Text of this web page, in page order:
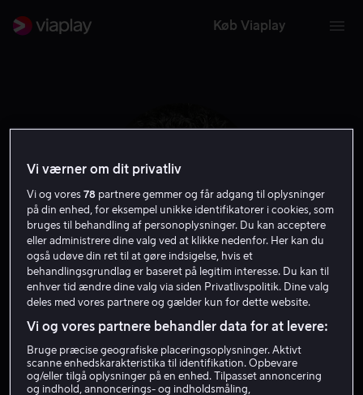
Køb Viaplay
Phaldut Sharma
Stemme Skuespiller
Vi værner om dit privatliv
Vi og vores78 partnere gemmer og får adgang til oplysninger
på din enhed, for eksempel unikke identifikatorer i cookies, som
bruges til behandling af personoplysninger. Du kan acceptere
eller administrere dine valg ved at klikke nedenfor. Her kan du
også udøve din ret til at gøre indsigelse, hvis et
behandlingsgrundlag er baseret på legitim interesse. Du kan til
enhver tid ændre dine valg via siden Privatlivspolitik. Dine valg
deles med vores partnere og gælder kun for dette website.
Vi og vores partnere behandler data for at levere:
Bruge præcise geografiske placeringsoplysninger. Aktivt
scanne enhedskarakteristika til identifikation. Opbevare
og/eller tilgå oplysninger på en enhed. Tilpasset annoncering
og indhold, annoncerings- og indholdsmåling,